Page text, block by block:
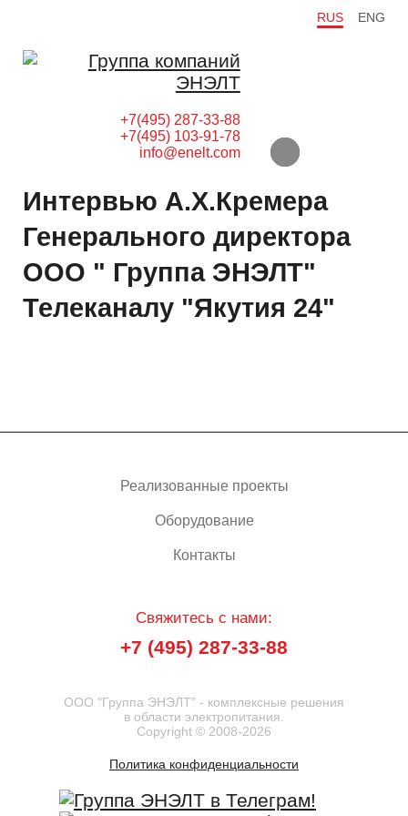
RUS ENG
+7(495) 287-33-88
+7(495) 103-91-78
info@enelt.com
Интервью А.Х.Кремера
Генерального директора
ООО " Группа ЭНЭЛТ"
Телеканалу "Якутия 24"
Реализованные проекты
Оборудование
Контакты
Свяжитесь с нами:
+7 (495) 287-33-88
ООО "Группа ЭНЭЛТ" - комплексные решения
в области электропитания.
Copyright © 2008-2026
Политика конфиденциальности